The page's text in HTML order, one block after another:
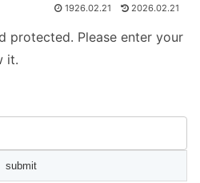
1926.02.21 2026.02.21
protected. Please enter your
it.